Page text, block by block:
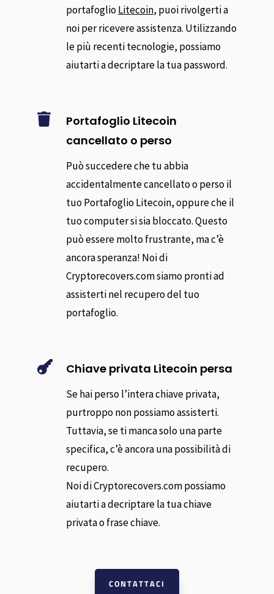
portafoglioLitecoin, puoi rivolgerti a
noi per ricevere assistenza. Utilizzando
le più recenti tecnologie, possiamo
aiutarti a decriptare la tua password.

Portafoglio Litecoin
cancellato o perso
Può succedere che tu abbia
accidentalmente cancellato o perso il
tuo Portafoglio Litecoin, oppure che il
tuo computer si sia bloccato. Questo
può essere molto frustrante, ma c’è
ancora speranza! Noi di
Cryptorecovers.com siamo pronti ad
assisterti nel recupero del tuo
portafoglio.
 Chiave privata Litecoin persa
Se hai perso l’intera chiave privata,
purtroppo non possiamo assisterti.
Tuttavia, se ti manca solo una parte
specifica, c’è ancora una possibilità di
recupero.
Noi di Cryptorecovers.com possiamo
aiutarti a decriptare la tua chiave
privata o frase chiave.
CONTATTACI